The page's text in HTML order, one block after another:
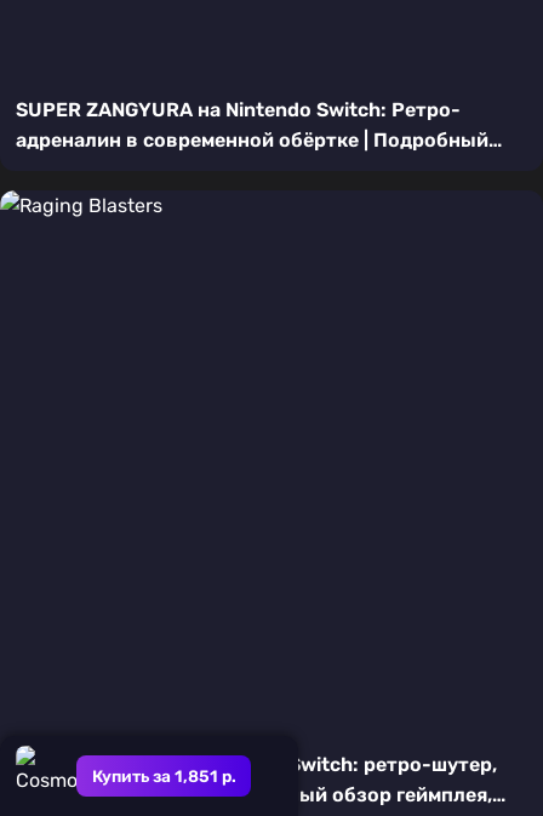
Купить за 1,851 р.
SUPER ZANGYURA на Nintendo Switch: Ретро-
адреналин в современной обёртке | Подробный
Raging Blasters на Nintendo Switch: ретро-шутер,
который вернул 90-е — полный обзор геймплея,